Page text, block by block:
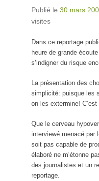
Publié le 30 mars
visites
Dans ce reportage
heure de grande
s’indigner du risque
La présentation des
simplicité: puisque les
on les extermine! C’est
Que le cerveau
interviewé menacé par
soit pas capable de
élaboré ne m’étonne
des journalistes et un
reportage.